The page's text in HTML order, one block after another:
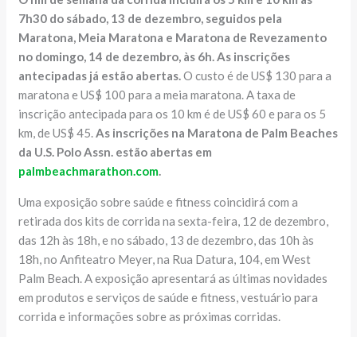
7h30 do sábado, 13 de dezembro, seguidos pela
Maratona, Meia Maratona e Maratona de Revezamento
no domingo, 14 de dezembro, às 6h. As inscrições
antecipadas já estão abertas.O custo é de US$ 130 para a
maratona e US$ 100 para a meia maratona. A taxa de
inscrição antecipada para os 10 km é de US$ 60 e para os 5
km, de US$ 45.As inscrições na Maratona de Palm Beaches
da U.S. Polo Assn. estão abertas em
palmbeachmarathon.com.
Uma exposição sobre saúde e fitness coincidirá com a
retirada dos kits de corrida na sexta-feira, 12 de dezembro,
das 12h às 18h, e no sábado, 13 de dezembro, das 10h às
18h, no Anfiteatro Meyer, na Rua Datura, 104, em West
Palm Beach. A exposição apresentará as últimas novidades
em produtos e serviços de saúde e fitness, vestuário para
corrida e informações sobre as próximas corridas.